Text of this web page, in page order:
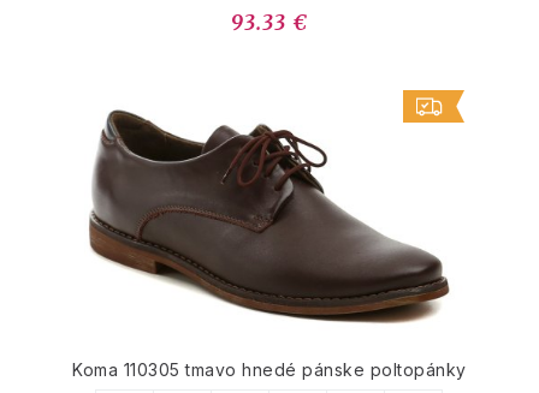
93.33 €
Koma 110305 tmavo hnedé pánske poltopánky